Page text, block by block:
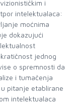
i
intelektualaca:
moćnima
dokazujući
jednog
o spremnosti da
i tumačenja
pitanje etablirane
intelektualaca